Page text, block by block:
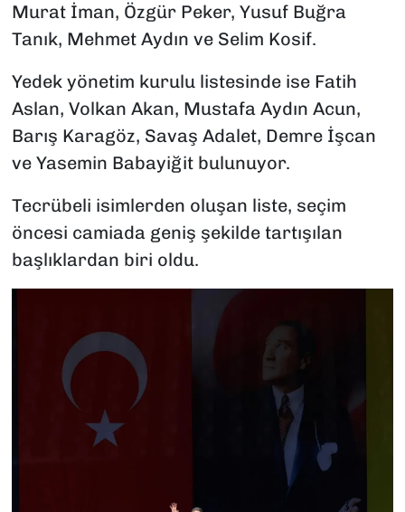
Murat İman, Özgür Peker, Yusuf Buğra
Tanık, Mehmet Aydın ve Selim Kosif.
Yedek yönetim kurulu listesinde ise Fatih
Aslan, Volkan Akan, Mustafa Aydın Acun,
Barış Karagöz, Savaş Adalet, Demre İşcan
ve Yasemin Babayiğit bulunuyor.
Tecrübeli isimlerden oluşan liste, seçim
öncesi camiada geniş şekilde tartışılan
başlıklardan biri oldu.